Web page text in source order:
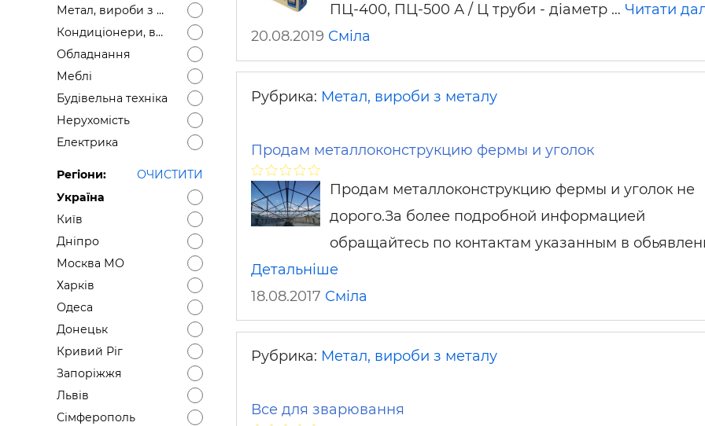
Метал, вироби з металу
Кондиціонери, вентиляція
Обладнання
Меблі
Будівельна техніка
Нерухомість
Електрика
Регіони:
ОЧИСТИТИ
Україна
Київ
Дніпро
Москва МО
Харків
Одеса
Донецьк
Кривий Ріг
Запоріжжя
Львів
Сімферополь
ПЦ-400, ПЦ-500 А / Ц труби - діаметр … Читати
20.08.2019 Сміла
Рубрика: Метал, вироби з металу
Продам металлоконструкцию фермы и уголок
Продам металлоконструкцию фермы и уголок не
дорого.За более подробной информацией
обращайтесь по контактам указанным в
Детальніше
18.08.2017 Сміла
Рубрика: Метал, вироби з металу
Все для зварювання